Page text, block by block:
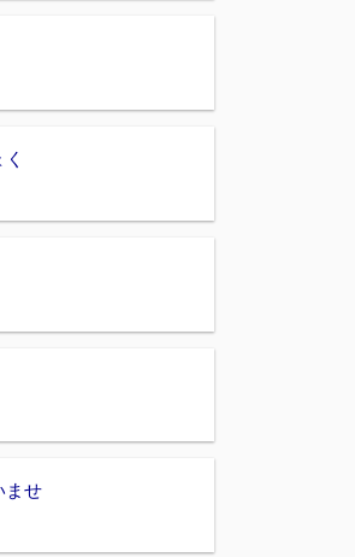
ませ